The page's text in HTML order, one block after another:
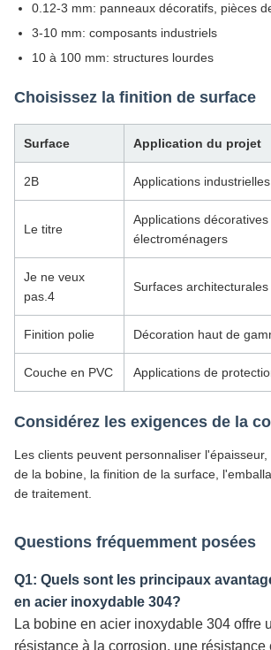
0.12-3 mm: panneaux décoratifs, pièces
3-10 mm: composants industriels
10 à 100 mm: structures lourdes
Choisissez la finition de surface
Surface Application du projet
2B Applications
Le titre
Applications décoratives
électroménagers
Je ne veux
pas.4
Surfaces
Finition polie Décoration haut de
Couche en PVC Applications de
Considérez les exigences de la
Les clients peuvent personnaliser
de la bobine, la finition de la surface,
de traitement.
Questions fréquemment posées
Q1: Quels sont les principaux
en acier inoxydable 304?
La bobine en acier inoxydable 304 offre
résistance à la corrosion, une résistance